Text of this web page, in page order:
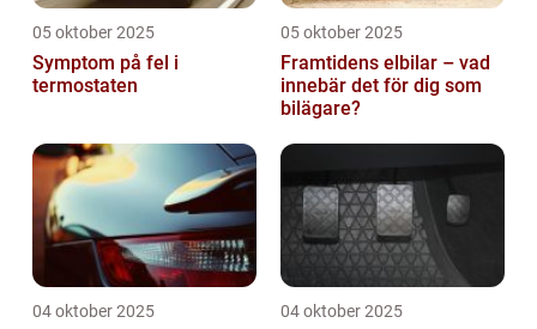
05 oktober 2025
Symptom på fel i
termostaten
05 oktober 2025
Framtidens elbilar – vad
innebär det för dig som
bilägare?
04 oktober 2025 04 oktober 2025